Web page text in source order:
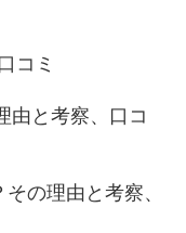
コミ
由と考察、口コ
の理由と考察、